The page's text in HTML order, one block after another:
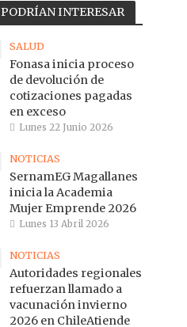
INTERESAR
SALUD
Fonasa inicia proceso
de devolución de
cotizaciones pagadas
en exceso
Lunes 22 Junio 2026
NOTICIAS
SernamEG Magallanes
inicia la Academia
Mujer Emprende 2026
Lunes 13 Abril 2026
NOTICIAS
Autoridades regionales
refuerzan llamado a
vacunación invierno
2026 en ChileAtiende